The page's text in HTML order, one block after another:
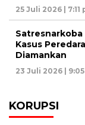
25 Juli 2026 | 7:11
Satresnarkoba
Kasus
Diamankan
23 Juli 2026 |
KORUPSI